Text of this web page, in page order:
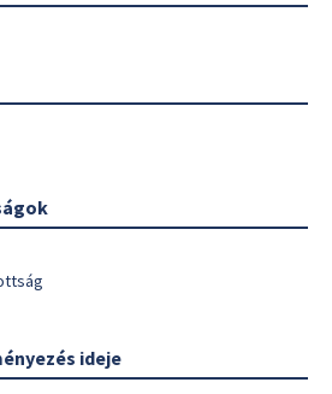
ideje